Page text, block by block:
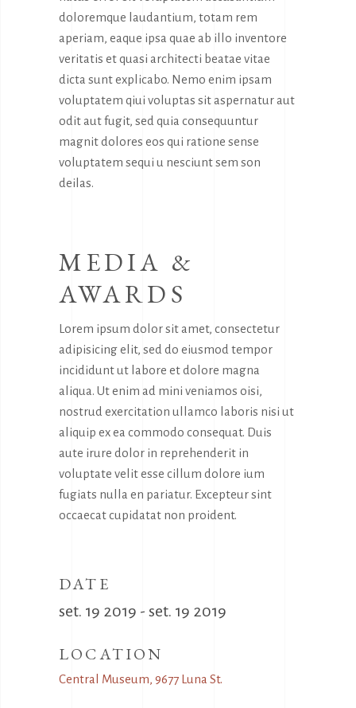
doloremque laudantium, totam rem
aperiam, eaque ipsa quae ab illo inventore
veritatis et quasi architecti beatae vitae
dicta sunt explicabo. Nemo enim ipsam
voluptatem qiui voluptas sit aspernatur aut
odit aut fugit, sed quia consequuntur
magnit dolores eos qui ratione sense
voluptatem sequi u nesciunt sem son
deilas.
MEDIA &
AWARDS
Lorem ipsum dolor sit amet, consectetur
adipisicing elit, sed do eiusmod tempor
incididunt ut labore et dolore magna
aliqua. Ut enim ad mini veniamos oisi,
nostrud exercitation ullamco laboris nisi ut
aliquip ex ea commodo consequat. Duis
aute irure dolor in reprehenderit in
voluptate velit esse cillum dolore ium
fugiats nulla en pariatur. Excepteur sint
occaecat cupidatat non proident.
DATE
set. 19 2019 - set. 19 2019
LOCATION
Central Museum, 9677 Luna St.